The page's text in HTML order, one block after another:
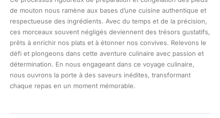
de mouton nous ramène aux bases d’une cuisine authentique et
respectueuse des ingrédients. Avec du temps et de la précision,
ces morceaux souvent négligés deviennent des trésors gustatifs,
prêts à enrichir nos plats et à étonner nos convives. Relevons le
défi et plongeons dans cette aventure culinaire avec passion et
détermination. En nous engageant dans ce voyage culinaire,
nous ouvrons la porte à des saveurs inédites, transformant
chaque repas en un moment mémorable.